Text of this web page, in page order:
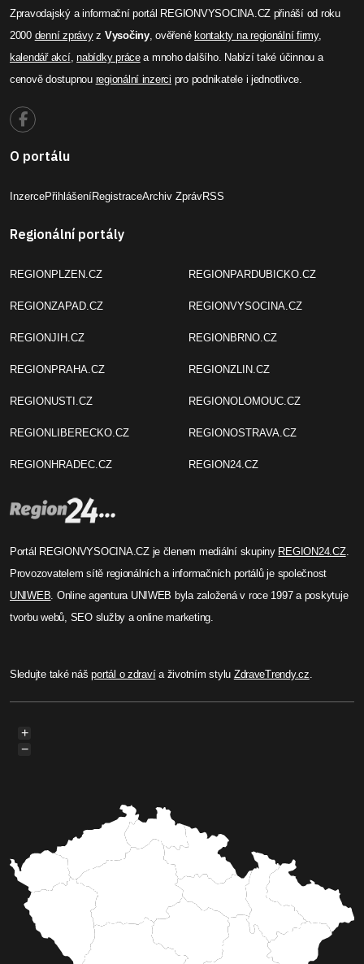
Zpravodajský a informační portál REGIONVYSOCINA.CZ přináší od roku
2000 denní zprávyz Vysočiny, ověřené kontakty na regionální firmy,
kalendář akcí,nabídky prácea mnoho dalšího. Nabízí také účinnou a
cenově dostupnou regionální inzerci pro podnikatele i jednotlivce.
O portálu
InzercePřihlášeníRegistraceArchiv ZprávRSS
Regionální portály
REGIONPLZEN.CZ
REGIONZAPAD.CZ
REGIONJIH.CZ
REGIONPRAHA.CZ
REGIONUSTI.CZ
REGIONLIBERECKO.CZ
REGIONHRADEC.CZ
REGIONPARDUBICKO.CZ
REGIONVYSOCINA.CZ
REGIONBRNO.CZ
REGIONZLIN.CZ
REGIONOLOMOUC.CZ
REGIONOSTRAVA.CZ
REGION24.CZ
Portál REGIONVYSOCINA.CZ je členem mediální skupiny REGION24.CZ.
Provozovatelem sítě regionálních a informačních portálů je společnost
UNIWEB. Online agentura UNIWEB byla založená v roce 1997 a poskytuje
tvorbu webů, SEO služby a online marketing.
Sledujte také nášportál o zdravía životním stylu ZdraveTrendy.cz.
+
−